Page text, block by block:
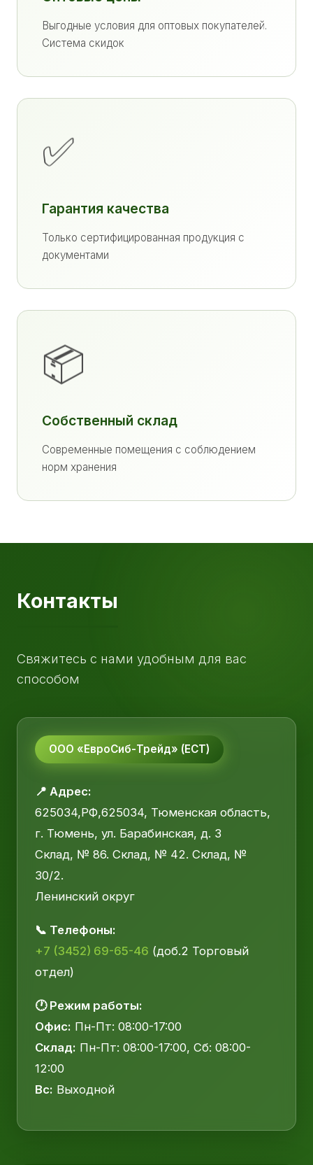
Выгодные условия для оптовых покупателей.
Система скидок
✅
Гарантия качества
Только сертифицированная продукция с
документами
📦
Собственный склад
Современные помещения с соблюдением
норм хранения
Контакты
Свяжитесь с нами удобным для вас
способом
ООО «ЕвроСиб-Трейд» (ЕСТ)
📍 Адрес:
625034,РФ,625034, Тюменская область,
г. Тюмень, ул. Барабинская, д. 3
Склад, № 86. Склад, № 42. Склад, №
30/2.
Ленинский округ
📞 Телефоны:
+7 (3452) 69-65-46 (доб.2 Торговый
отдел)
🕐 Режим работы:
Офис: Пн-Пт: 08:00-17:00
Склад: Пн-Пт: 08:00-17:00, Сб: 08:00-
12:00
Вс: Выходной